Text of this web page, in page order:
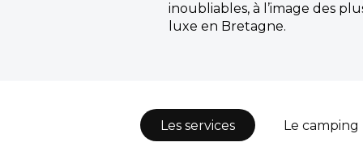
inoubliables, à l’image des
luxe en Bretagne.
Les services Le camping